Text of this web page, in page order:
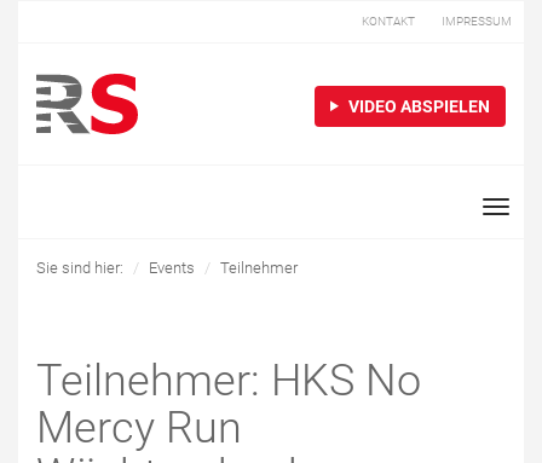
KONTAKT IMPRESSUM
VIDEO ABSPIELEN
Toggle
Sie sind hier: Events Teilnehmer
Teilnehmer: HKS No
Mercy Run